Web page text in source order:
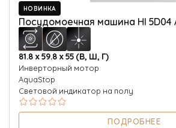
НОВИНКА
Посудомоечная машина HI 5D04
81.8 х 59.8 х 55 (В, Ш, Г)
Инверторный мотор
AquaStop
Световой индикатор на полу
ПОДРОБНЕЕ